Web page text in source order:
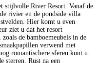
stijlvolle River Resort. Vanaf de
rivier en de pondside villa
Hier komt u even
ziet u dat het resort
de bamboemeubels in de
verwend met
romantischere sferen kunt u
sterren. Rust na een